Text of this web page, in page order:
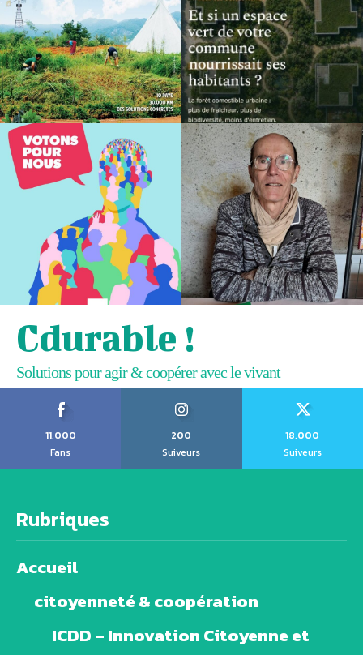
Cdurable !
Solutions pour agir & coopérer avec le vivant
11,000
Fans
200
Suiveurs
18,000
Suiveurs
Rubriques
Accueil
citoyenneté & coopération
ICDD – Innovation Citoyenne et